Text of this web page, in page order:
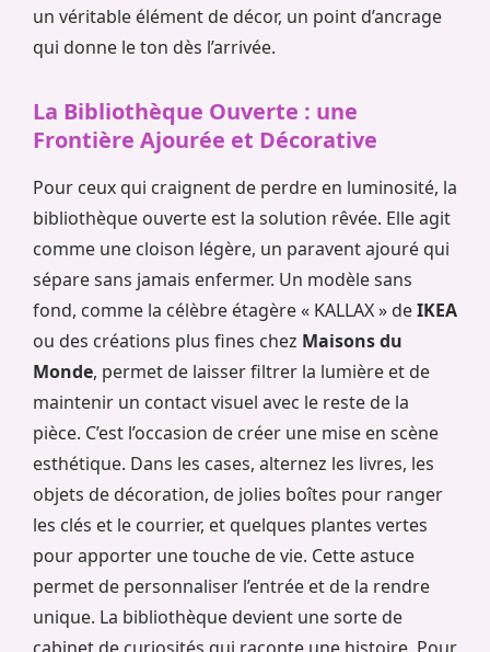
un véritable élément de décor, un point d’ancrage
qui donne le ton dès l’arrivée.
La Bibliothèque Ouverte : une
Frontière Ajourée et Décorative
Pour ceux qui craignent de perdre en luminosité, la
bibliothèque ouverte est la solution rêvée. Elle agit
comme une cloison légère, un paravent ajouré qui
sépare sans jamais enfermer. Un modèle sans
fond, comme la célèbre étagère « KALLAX » deIKEA
ou des créations plus fines chez Maisons du
Monde, permet de laisser filtrer la lumière et de
maintenir un contact visuel avec le reste de la
pièce. C’est l’occasion de créer une mise en scène
esthétique. Dans les cases, alternez les livres, les
objets de décoration, de jolies boîtes pour ranger
les clés et le courrier, et quelques plantes vertes
pour apporter une touche de vie. Cette astuce
permet de personnaliser l’entrée et de la rendre
unique. La bibliothèque devient une sorte de